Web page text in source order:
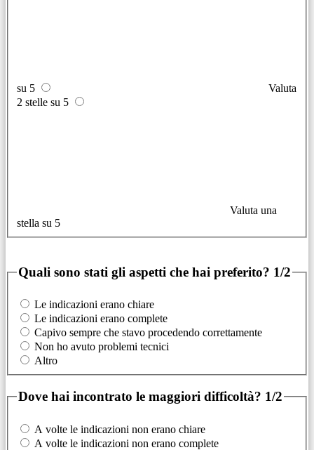
su 5
Valuta
2 stelle su 5
Valuta una
stella su 5
Quali sono stati gli aspetti che hai preferito? 1/2
Le indicazioni erano chiare
Le indicazioni erano complete
Capivo sempre che stavo procedendo correttamente
Non ho avuto problemi tecnici
Altro
Dove hai incontrato le maggiori difficoltà? 1/2
A volte le indicazioni non erano chiare
A volte le indicazioni non erano complete